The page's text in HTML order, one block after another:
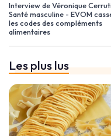
Interview de Véronique
Santé masculine - EVOM
les codes des compléments
alimentaires
Les plus lus